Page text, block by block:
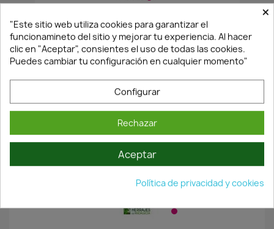
CAMPANA...70CM DVT PRO 78660 TBS BLANCA
348,25 €
×
"Este sitio web utiliza cookies para garantizar el
funcionamineto del sitio y mejorar tu experiencia. Al hacer
clic en "Aceptar", consientes el uso de todas las cookies.
Puedes cambiar tu configuración en cualquier momento"
Configurar
Rechazar
Aceptar
Política de privacidad y cookies